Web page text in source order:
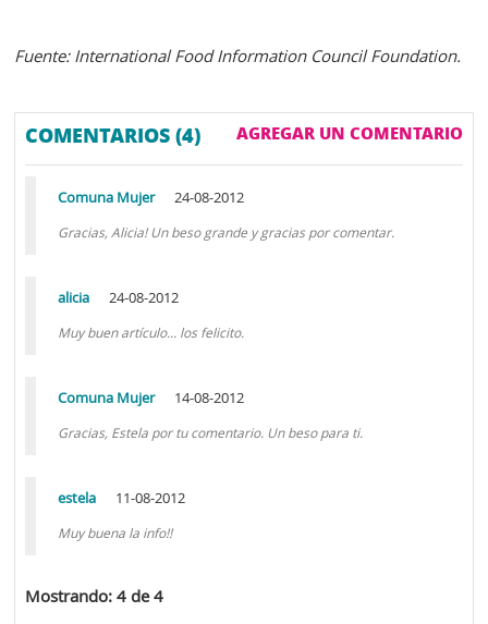
Fuente: International Food Information Council Foundation.
COMENTARIOS (4) AGREGAR UN COMENTARIO
Comuna Mujer 24-08-2012
Gracias, Alicia! Un beso grande y gracias por comentar.
alicia 24-08-2012
Muy buen artículo... los felicito.
Comuna Mujer 14-08-2012
Gracias, Estela por tu comentario. Un beso para ti.
estela 11-08-2012
Muy buena la info!!
Mostrando: 4 de 4